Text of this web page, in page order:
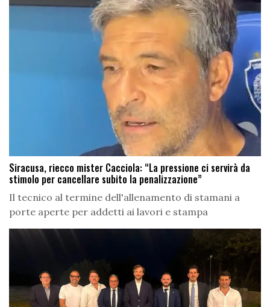
Siracusa, riecco mister Cacciola: “La pressione ci servirà da
stimolo per cancellare subito la penalizzazione”
Il tecnico al termine dell'allenamento di stamani a
porte aperte per addetti ai lavori e stampa